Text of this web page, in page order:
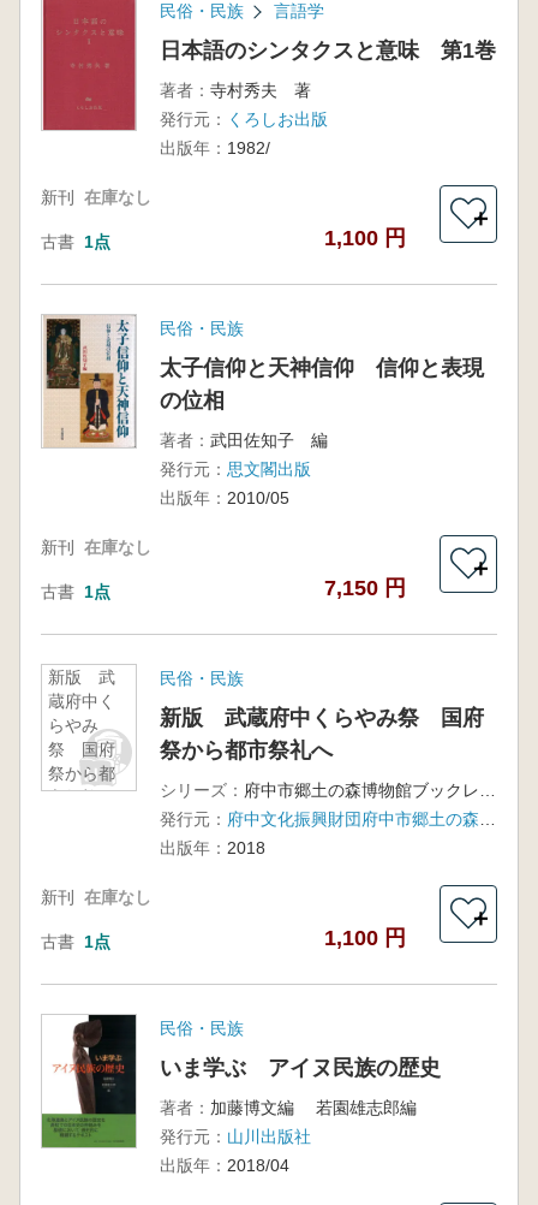
民俗・民族 言語学
日本語のシンタクスと意味 第1巻
著者： 寺村秀夫 著
発行元： くろしお出版
出版年： 1982/
新刊 在庫なし
古書 1点 1,100 円
＋
民俗・民族
太子信仰と天神信仰 信仰と表現
の位相
著者： 武田佐知子 編
発行元： 思文閣出版
出版年： 2010/05
新刊 在庫なし
古書 1点 7,150 円
＋
新版 武
蔵府中く
らやみ
祭 国府
祭から都
市祭礼へ
民俗・民族
新版 武蔵府中くらやみ祭 国府
祭から都市祭礼へ
シリーズ：
発行元：
出版年： 2018
新刊 在庫なし
古書 1点 1,100 円
＋
民俗・民族
いま学ぶ アイヌ民族の歴史
著者： 加藤博文編 若園雄志郎編
発行元： 山川出版社
出版年： 2018/04